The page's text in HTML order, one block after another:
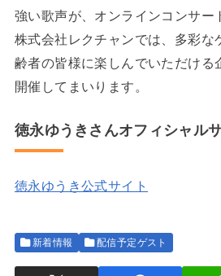
強い歌声が、オンラインコンサー
株式会社レクチャンでは、多彩な
齢者の皆様に楽しんでいただける
開催してまいります。
徳永ゆうきさんオフィシャル
徳永ゆうき公式サイト
新着情報 配信予定ゲスト